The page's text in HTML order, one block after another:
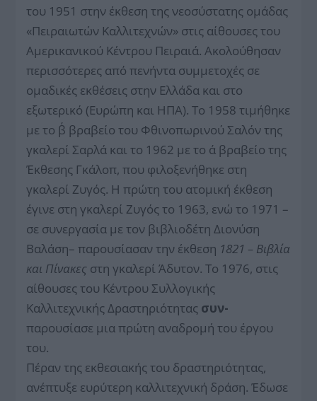
του 1951 στην έκθεση της νεοσύστατης ομάδας
«Πειραιωτών Καλλιτεχνών» στις αίθουσες του
Αμερικανικού Κέντρου Πειραιά. Ακολούθησαν
περισσότερες από πενήντα συμμετοχές σε
ομαδικές εκθέσεις στην Ελλάδα και στο
εξωτερικό (Ευρώπη και ΗΠΑ). Το 1958 τιμήθηκε
με το β΄ βραβείο του Φθινοπωρινού Σαλόν της
γκαλερί Σαρλά και το 1962 με το α΄ βραβείο της
Έκθεσης Γκάλοπ, που φιλοξενήθηκε στη
γκαλερί Ζυγός. Η πρώτη του ατομική έκθεση
έγινε στη γκαλερί Ζυγός το 1963, ενώ το 1971 –
σε συνεργασία με τον βιβλιοδέτη Διονύση
Βαλάση– παρουσίασαν την έκθεση 1821 – Βιβλία
και Πίνακες στη γκαλερί Άδυτον. Το 1976, στις
αίθουσες του Κέντρου Συλλογικής
Καλλιτεχνικής Δραστηριότητας συν-
παρουσίασε μια πρώτη αναδρομή του έργου
του.
Πέραν της εκθεσιακής του δραστηριότητας,
ανέπτυξε ευρύτερη καλλιτεχνική δράση. Έδωσε